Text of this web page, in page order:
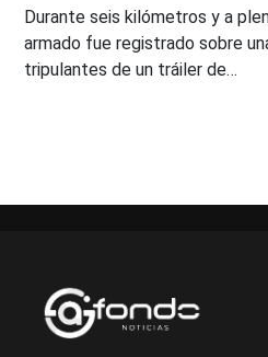
Durante seis kilómetros y a
armado fue registrado sobre
tripulantes de un tráiler de…